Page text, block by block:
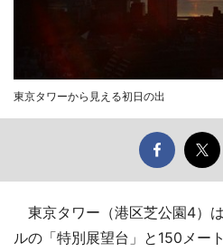
東京タワーから見える初日の出
東京タワー（港区芝公園4）
ルの「特別展望台」と150メー